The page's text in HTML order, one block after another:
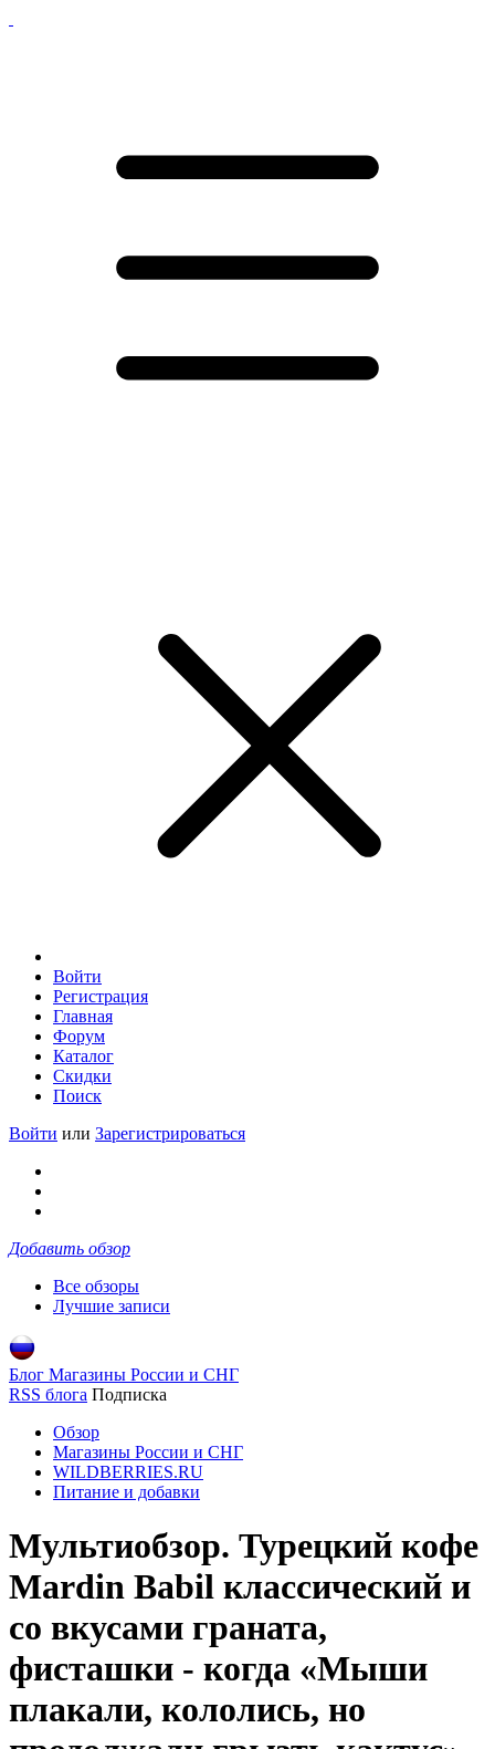
Войти
Регистрация
Главная
Форум
Каталог
Скидки
Поиск
Войти или Зарегистрироваться
Добавить обзор
Все обзоры
Лучшие записи
Блог Магазины России и СНГ
RSS блога Подписка
Обзор
Магазины России и СНГ
WILDBERRIES.RU
Питание и добавки
Мультиобзор. Турецкий кофе
Mardin Babil классический и
со вкусами граната,
фисташки - когда «Мыши
плакали, кололись, но